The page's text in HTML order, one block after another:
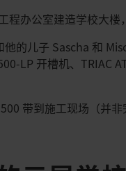
办公室建造学校大楼
儿子 Sascha 和
LP 开槽机、TRIAC
带到施工现场（并